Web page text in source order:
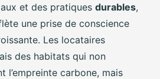
et des pratiques durables,
une prise de conscience
Les locataires
des habitats qui non
l’empreinte carbone, mais